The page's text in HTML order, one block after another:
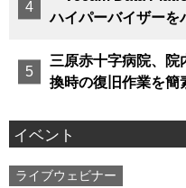
ハイパーバイザーを
三原赤十字病院、院
換時の復旧作業を簡
イベント
ライブウェビナー